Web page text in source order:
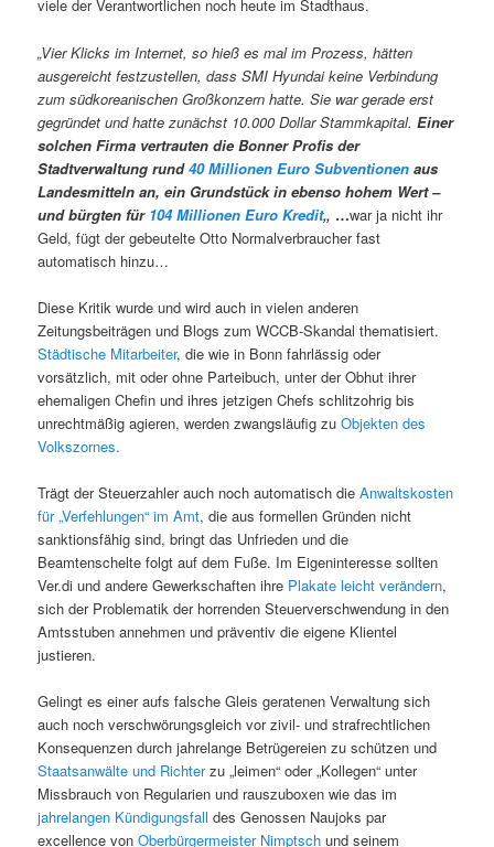
viele der Verantwortlichen noch heute im Stadthaus.
„Vier Klicks im Internet, so hieß es mal im Prozess, hätten
ausgereicht festzustellen, dass SMI Hyundai keine Verbindung
zum südkoreanischen Großkonzern hatte. Sie war gerade erst
gegründet und hatte zunächst 10.000 Dollar Stammkapital.Einer
solchen Firma vertrauten die Bonner Profis der
Stadtverwaltung rund40 Millionen Euro Subventionenaus
Landesmitteln an, ein Grundstück in ebenso hohem Wert –
und bürgten für 104 Millionen Euro Kredit„ …war ja nicht ihr
Geld, fügt der gebeutelte Otto Normalverbraucher fast
automatisch hinzu…
Diese Kritik wurde und wird auch in vielen anderen
Zeitungsbeiträgen und Blogs zum WCCB-Skandal thematisiert.
Städtische Mitarbeiter, die wie in Bonn fahrlässig oder
vorsätzlich, mit oder ohne Parteibuch, unter der Obhut ihrer
ehemaligen Chefin und ihres jetzigen Chefs schlitzohrig bis
unrechtmäßig agieren, werden zwangsläufig zuObjekten des
Volkszornes.
Trägt der Steuerzahler auch noch automatisch dieAnwaltskosten
für „Verfehlungen“ im Amt, die aus formellen Gründen nicht
sanktionsfähig sind, bringt das Unfrieden und die
Beamtenschelte folgt auf dem Fuße. Im Eigeninteresse sollten
Ver.di und andere Gewerkschaften ihre Plakate leicht verändern,
sich der Problematik der horrenden Steuerverschwendung in den
Amtsstuben annehmen und präventiv die eigene Klientel
justieren.
Gelingt es einer aufs falsche Gleis geratenen Verwaltung sich
auch noch verschwörungsgleich vor zivil- und strafrechtlichen
Konsequenzen durch jahrelange Betrügereien zu schützen und
Staatsanwälte und Richterzu „leimen“ oder „Kollegen“ unter
Missbrauch von Regularien und rauszuboxen wie das im
jahrelangen Kündigungsfalldes Genossen Naujoks par
excellence vonOberbürgermeister Nimptsch und seinem